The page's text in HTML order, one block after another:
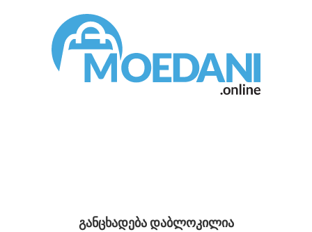
განცხადება დაბლოკილია